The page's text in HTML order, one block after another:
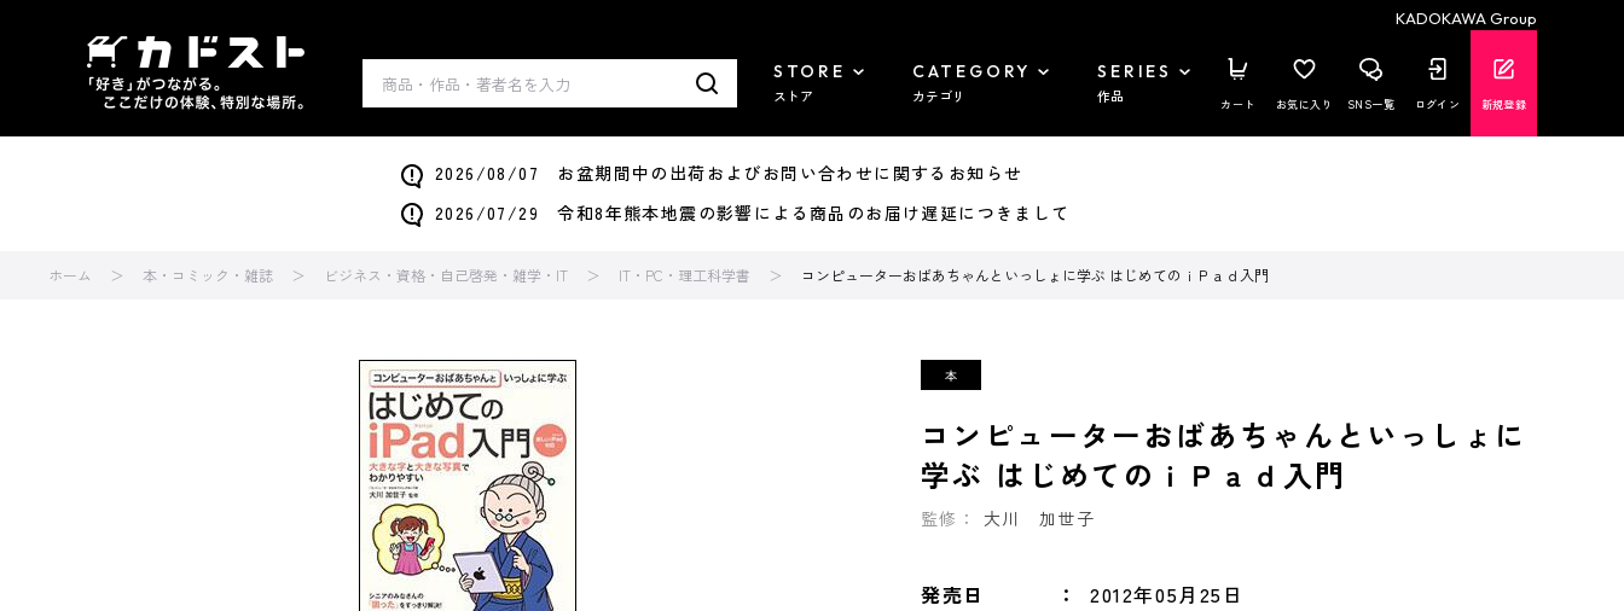
KADOKAWA Group
STORE
ストア
CATEGORY
カテゴリ
SERIES
作品 カート お気に入り SNS一覧 ログイン 新規登録
2026/08/07 お盆期間中の出荷およびお問い合わせに関するお知らせ
2026/07/29 令和8年熊本地震の影響による商品のお届け遅延につきまして
ホーム 本・コミック・雑誌 ビジネス・資格・自己啓発・雑学・IT IT・PC・理工科学書 コンピューターおばあちゃんといっしょに学ぶ はじめてのｉＰａｄ入門
コンピューターおばあちゃんといっしょに
学ぶ はじめてのｉＰａｄ入門
監修： 大川 加世子
発売日 2012年05月25日